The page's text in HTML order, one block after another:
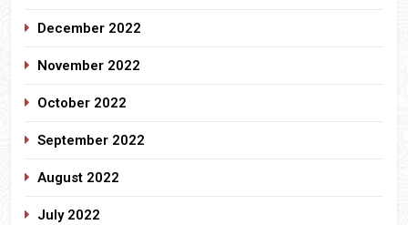
December 2022
November 2022
October 2022
September 2022
August 2022
July 2022